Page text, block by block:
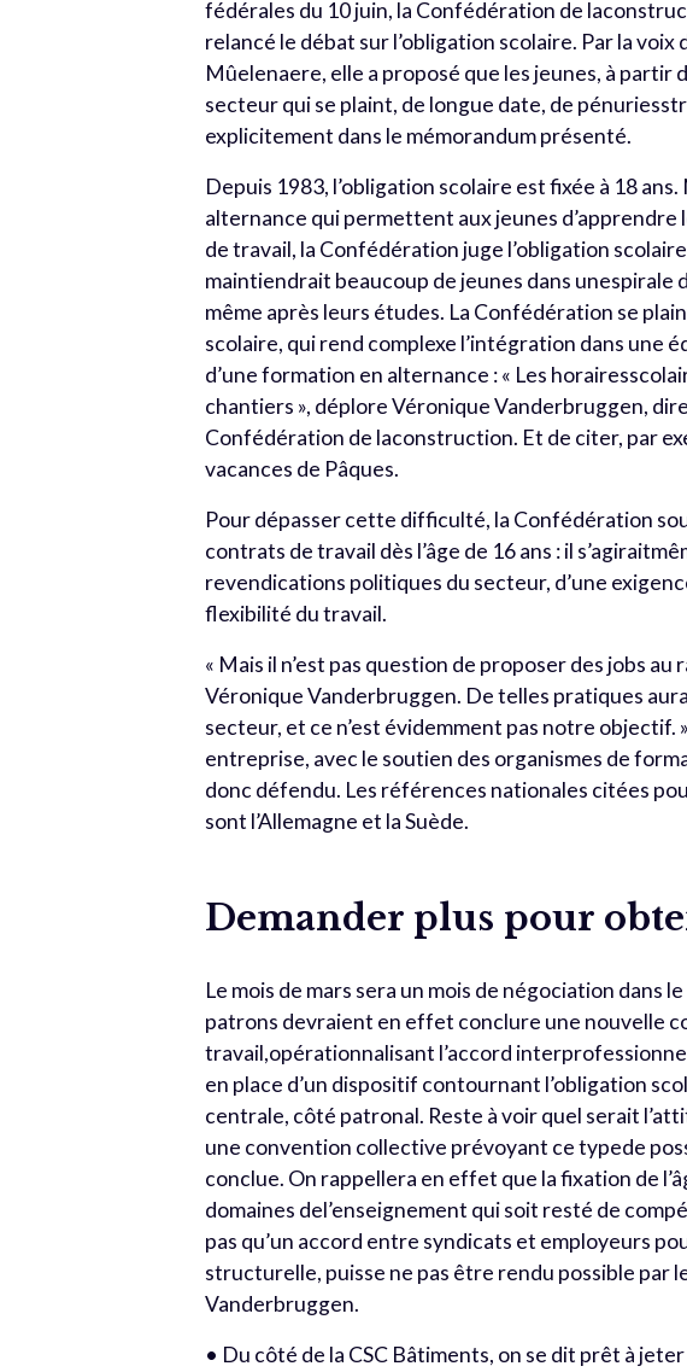
fédérales du 10 juin, la Confédération de
relancé le débat sur l’obligation scolaire. Par la
Mûelenaere, elle a proposé que les jeunes, à partir
secteur qui se plaint, de longue date, de
explicitement dans le mémorandum présenté.
Depuis 1983, l’obligation scolaire est fixée à 18
alternance qui permettent aux jeunes
de travail, la Confédération juge l’obligation
maintiendrait beaucoup de jeunes dans unespirale
même après leurs études. La Confédération se
scolaire, qui rend complexe l’intégration dans une
d’une formation en alternance : « Les
chantiers », déplore Véronique Vanderbruggen,
Confédération de laconstruction. Et de citer, par
vacances de Pâques.
Pour dépasser cette difficulté, la Confédération
contrats de travail dès l’âge de 16 ans : il
revendications politiques du secteur, d’une
flexibilité du travail.
« Mais il n’est pas question de proposer des jobs
Véronique Vanderbruggen. De telles pratiques
secteur, et ce n’est évidemment pas notre objectif.
entreprise, avec le soutien des organismes de
donc défendu. Les références nationales citées
sont l’Allemagne et la Suède.
Demander plus pour
Le mois de mars sera un mois de négociation dans
patrons devraient en effet conclure une nouvelle
travail,opérationnalisant l’accord
en place d’un dispositif contournant l’obligation
centrale, côté patronal. Reste à voir quel serait
une convention collective prévoyant ce typede
conclue. On rappellera en effet que la fixation de
domaines del’enseignement qui soit resté de
pas qu’un accord entre syndicats et employeurs
structurelle, puisse ne pas être rendu possible par
Vanderbruggen.
• Du côté de la CSC Bâtiments, on se dit prêt à